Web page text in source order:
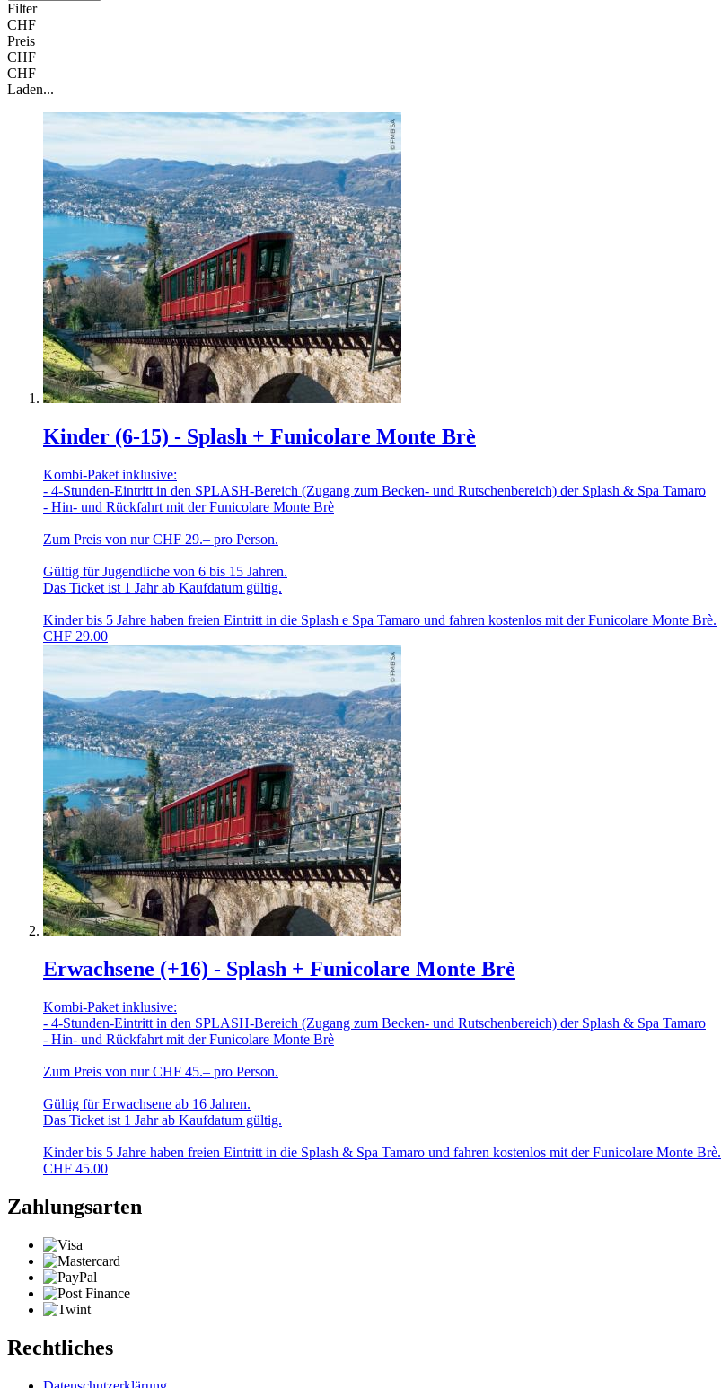
Filter
CHF
Preis
CHF
CHF
Laden...
Kinder (6-15) - Splash + Funicolare Monte Brè
Kombi-Paket inklusive:
- 4-Stunden-Eintritt in den SPLASH-Bereich (Zugang zum Becken- und Rutschenbereich) der Splash & Spa Tamaro
- Hin- und Rückfahrt mit der Funicolare Monte Brè
Zum Preis von nur CHF 29.– pro Person.
Gültig für Jugendliche von 6 bis 15 Jahren.
Das Ticket ist 1 Jahr ab Kaufdatum gültig.
Kinder bis 5 Jahre haben freien Eintritt in die Splash e Spa Tamaro und fahren kostenlos mit der Funicolare Monte Brè.
CHF 29.00
Erwachsene (+16) - Splash + Funicolare Monte Brè
Kombi-Paket inklusive:
- 4-Stunden-Eintritt in den SPLASH-Bereich (Zugang zum Becken- und Rutschenbereich) der Splash & Spa Tamaro
- Hin- und Rückfahrt mit der Funicolare Monte Brè
Zum Preis von nur CHF 45.– pro Person.
Gültig für Erwachsene ab 16 Jahren.
Das Ticket ist 1 Jahr ab Kaufdatum gültig.
Kinder bis 5 Jahre haben freien Eintritt in die Splash & Spa Tamaro und fahren kostenlos mit der Funicolare Monte Brè.
CHF 45.00
Zahlungsarten
Rechtliches